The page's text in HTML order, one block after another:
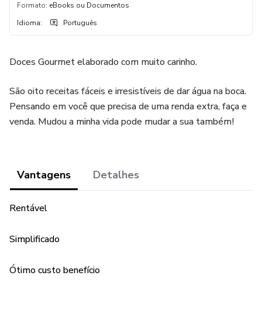
Formato: eBooks ou Documentos
Idioma: Português
Doces Gourmet elaborado com muito carinho.
São oito receitas fáceis e irresistíveis de dar água na boca.
Pensando em você que precisa de uma renda extra, faça e
venda. Mudou a minha vida pode mudar a sua também!
Vantagens Detalhes
Rentável
Simplificado
Ótimo custo benefício